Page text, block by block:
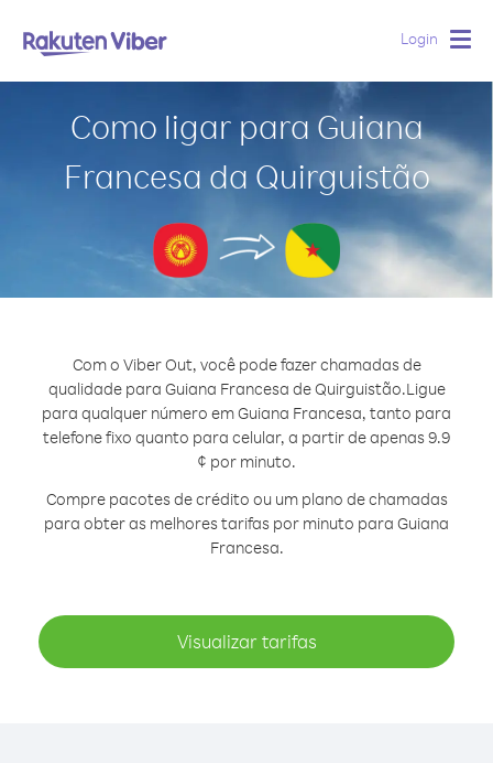
Login
Como ligar para Guiana
Francesa da Quirguistão
Com o Viber Out, você pode fazer chamadas de
qualidade para Guiana Francesa de Quirguistão.Ligue
para qualquer número em Guiana Francesa, tanto para
telefone fixo quanto para celular, a partir de apenas 9.9
¢ por minuto.
Compre pacotes de crédito ou um plano de chamadas
para obter as melhores tarifas por minuto para Guiana
Francesa.
Visualizar tarifas